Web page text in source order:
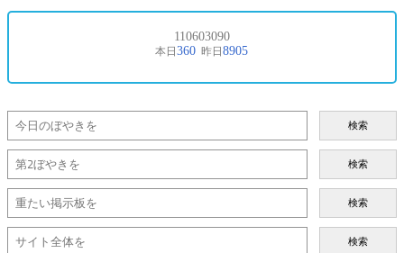
検索
検索
検索
検索